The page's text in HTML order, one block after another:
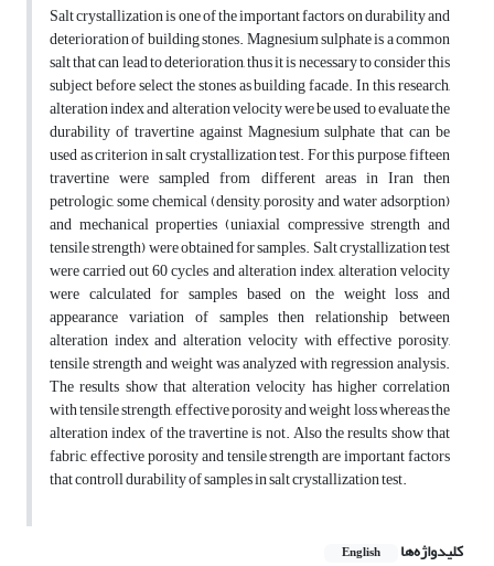
Salt crystallization is one of the important factors on durability and
deterioration of building stones. Magnesium sulphate is a common
salt that can lead to deterioration, thus it is necessary to consider this
subject before select the stones as building facade. In this research,
alteration index and alteration velocity were be used to evaluate the
durability of travertine against Magnesium sulphate that can be
used as criterion in salt crystallization test. For this purpose, fifteen
travertine were sampled from different areas in Iran then
petrologic, some chemical (density, porosity and water adsorption)
and mechanical properties (uniaxial compressive strength and
tensile strength) were obtained for samples. Salt crystallization test
were carried out 60 cycles and alteration index, alteration velocity
were calculated for samples based on the weight loss and
appearance variation of samples then relationship between
alteration index and alteration velocity with effective porosity,
tensile strength and weight was analyzed with regression analysis.
The results show that alteration velocity has higher correlation
with tensile strength, effective porosity and weight loss whereas the
alteration index of the travertine is not. Also the results show that
fabric, effective porosity and tensile strength are important factors
that controll durability of samples in salt crystallization test.
کلیدواژه‌ها English